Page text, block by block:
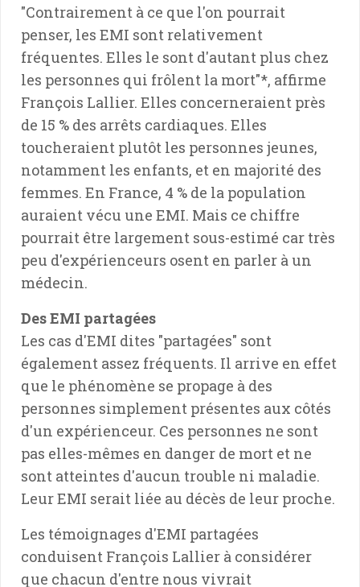
"Contrairement à ce que l'on pourrait
penser, les EMI sont relativement
fréquentes. Elles le sont d'autant plus chez
les personnes qui frôlent la mort"*, affirme
François Lallier. Elles concerneraient près
de 15 % des arrêts cardiaques. Elles
toucheraient plutôt les personnes jeunes,
notamment les enfants, et en majorité des
femmes. En France, 4 % de la population
auraient vécu une EMI. Mais ce chiffre
pourrait être largement sous-estimé car très
peu d'expérienceurs osent en parler à un
médecin.
Des EMI partagées
Les cas d'EMI dites "partagées" sont
également assez fréquents. Il arrive en effet
que le phénomène se propage à des
personnes simplement présentes aux côtés
d'un expérienceur. Ces personnes ne sont
pas elles-mêmes en danger de mort et ne
sont atteintes d'aucun trouble ni maladie.
Leur EMI serait liée au décès de leur proche.
Les témoignages d'EMI partagées
conduisent François Lallier à considérer
que chacun d'entre nous vivrait